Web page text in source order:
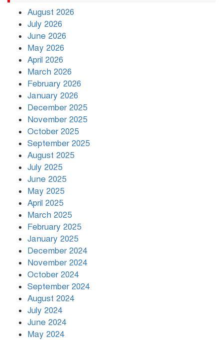
বৃষ্টি থামার নাম নেই, পথে পথে
August 2026
July 2026
June 2026
May 2026
April 2026
March 2026
February 2026
January 2026
December 2025
November 2025
October 2025
September 2025
August 2025
July 2025
June 2025
May 2025
April 2025
March 2025
February 2025
January 2025
December 2024
November 2024
October 2024
September 2024
August 2024
July 2024
June 2024
May 2024